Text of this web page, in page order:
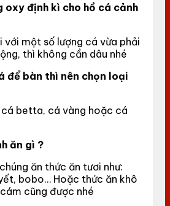
oxy định kì cho hồ cá cảnh
với một số lượng cá vừa phải
thì không cần dâu nhé
để bàn thì nên chọn loại
betta, cá vàng hoặc cá
ăn gì ?
ăn thức ăn tươi như:
bobo… Hoặc thức ăn khô
cũng được nhé